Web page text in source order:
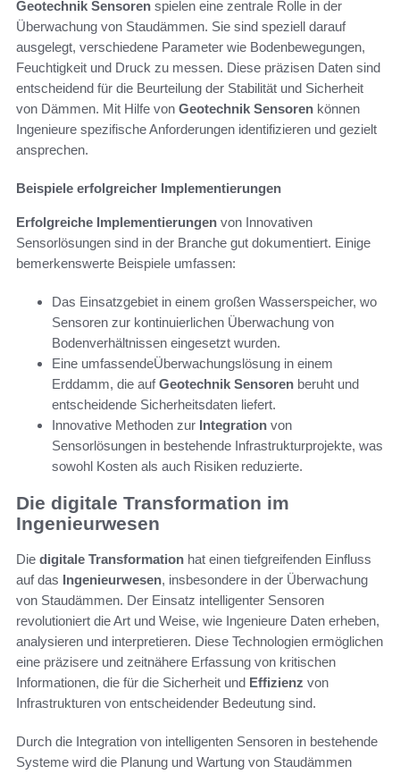
Geotechnik Sensoren spielen eine zentrale Rolle in der
Überwachung von Staudämmen. Sie sind speziell darauf
ausgelegt, verschiedene Parameter wie Bodenbewegungen,
Feuchtigkeit und Druck zu messen. Diese präzisen Daten sind
entscheidend für die Beurteilung der Stabilität und Sicherheit
von Dämmen. Mit Hilfe von Geotechnik Sensoren können
Ingenieure spezifische Anforderungen identifizieren und gezielt
ansprechen.
Beispiele erfolgreicher Implementierungen
Erfolgreiche Implementierungen von Innovativen
Sensorlösungen sind in der Branche gut dokumentiert. Einige
bemerkenswerte Beispiele umfassen:
Das Einsatzgebiet in einem großen Wasserspeicher, wo
Sensoren zur kontinuierlichen Überwachung von
Bodenverhältnissen eingesetzt wurden.
Eine umfassendeÜberwachungslösung in einem
Erddamm, die aufGeotechnik Sensoren beruht und
entscheidende Sicherheitsdaten liefert.
Innovative Methoden zur Integration von
Sensorlösungen in bestehende Infrastrukturprojekte, was
sowohl Kosten als auch Risiken reduzierte.
Die digitale Transformation im
Ingenieurwesen
Die digitale Transformation hat einen tiefgreifenden Einfluss
auf das Ingenieurwesen, insbesondere in der Überwachung
von Staudämmen. Der Einsatz intelligenter Sensoren
revolutioniert die Art und Weise, wie Ingenieure Daten erheben,
analysieren und interpretieren. Diese Technologien ermöglichen
eine präzisere und zeitnähere Erfassung von kritischen
Informationen, die für die Sicherheit und Effizienz von
Infrastrukturen von entscheidender Bedeutung sind.
Durch die Integration von intelligenten Sensoren in bestehende
Systeme wird die Planung und Wartung von Staudämmen